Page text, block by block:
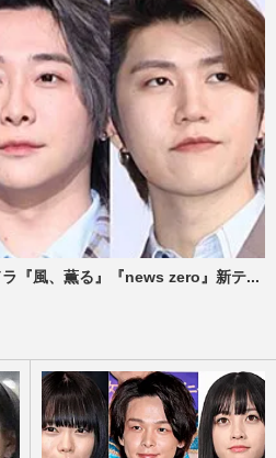
ラ『風、薫る』『news zero』新テ...